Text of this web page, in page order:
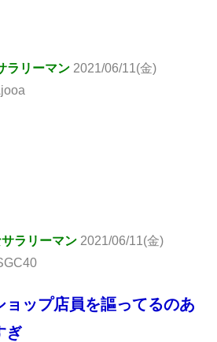
ラリーマン 2021/06/11(金)
ラリーマン 2021/06/11(金)
ョップ店員を謳ってるのあ
ぎ